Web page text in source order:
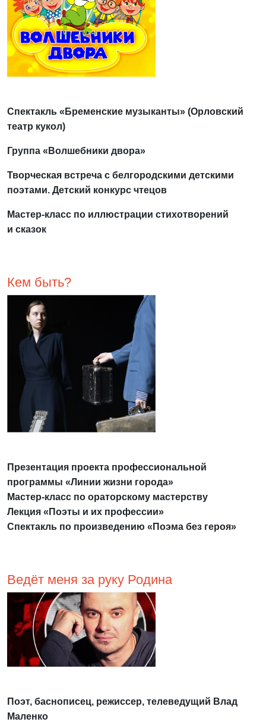
Спектакль «Бременские музыканты» (Орловский
театр кукол)
Группа «Волшебники двора»
Творческая встреча с белгородскими детскими
поэтами. Детский конкурс чтецов
Мастер-класс по иллюстрации стихотворений
и сказок
Кем быть?
Презентация проекта профессиональной
программы «Линии жизни города»
Мастер-класс по ораторскому мастерству
Лекция «Поэты и их профессии»
Спектакль по произведению «Поэма без героя»
Ведёт меня за руку Родина
Поэт, баснописец, режиссер, телеведущий Влад
Маленко